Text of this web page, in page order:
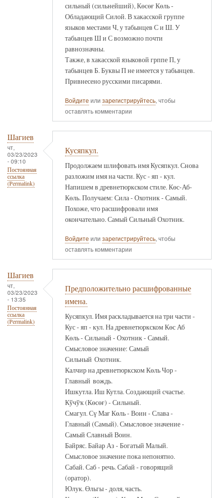
сильный (сильнейший), Көсөғ Көль -
Обладающий Силой. В хакасской группе
языков местами Ч, у табынцев С и Ш. У
табынцев Ш и С возможно почти
равнозначны.
Также, в хакасской языковой грппе П, у
табынцев Б. Буквы П не имеется у табынцев.
Привнесено русскими писарями.
Войдите или зарегистрируйтесь, чтобы
оставлять комментарии
Шагиев
чт,
03/23/2023
- 09:10
Постоянная
ссылка
(Permalink)
Кусяпкул.
Продолжаем шлифовать имя Кусяпкул. Снова
разложим имя на части. Кус - яп - кул.
Напишем в древнетюркском стиле. Көс-Аб-
Көль. Получаем: Сила - Охотник - Самый.
Похоже, что расшифровали имя
окончательно. Самый Сильный Охотник.
Войдите или зарегистрируйтесь, чтобы
оставлять комментарии
Шагиев
чт,
03/23/2023
- 13:35
Постоянная
ссылка
(Permalink)
Предположительно расшифрованные
имена.
Кусяпкул. Имя раскладывается на три части -
Кус - яп - кул. На древнетюркском Көс Аб
Көль - Сильный - Охотник - Самый.
Смысловое значение: Самый
Сильный Охотник.
Калчир на древнетюркском Көль Чор -
Главный вождь.
Ишкутла. Иш Кутла. Создающий счастье.
Кўчўҡ (Көсөғ) - Сильный.
Смагул. Сү Мағ Көль - Воин - Слава -
Главный (Самый). Смысловое значение -
Самый Славный Воин.
Байряс. Байар Аз - Богатый Малый.
Смысловое значение пока непонятно.
Сабай. Саб - речь. Сабай - говорящий
(оратор).
Юлук. Өльгы - доля, часть.